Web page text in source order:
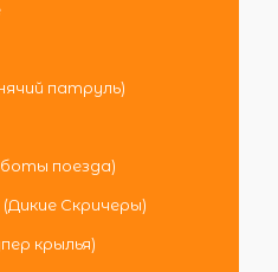
патруль)
поезда)
Скричеры)
крылья)